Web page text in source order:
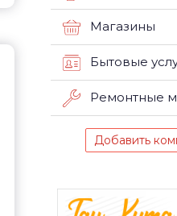
Магазины
Бытовые
Ремонтные
Добавить